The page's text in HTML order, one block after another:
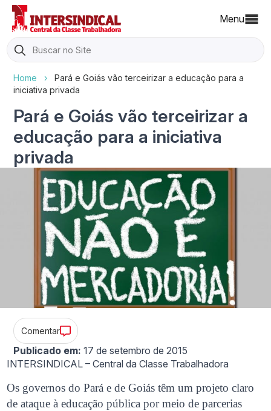
Menu
Search
for:
Home ›
Pará e Goiás vão terceirizar a educação para a
iniciativa privada
Pará e Goiás vão terceirizar a
educação para a iniciativa
privada
Comentar
Publicado em: 17 de setembro de 2015
INTERSINDICAL – Central da Classe Trabalhadora
Os governos do Pará e de Goiás têm um projeto claro
de ataque à educação pública por meio de parcerias